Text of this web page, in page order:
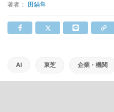
著者： 田鍋隼
AI 東芝 企業・機関